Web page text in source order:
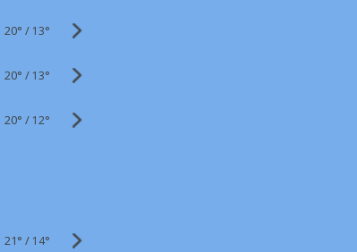
20° / 13°
20° / 13°
20° / 12°
21° / 14°